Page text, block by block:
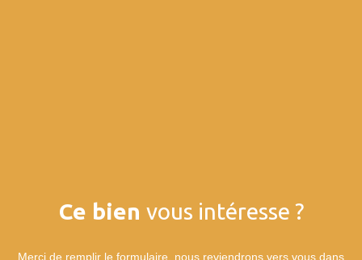
Ce bien vous intéresse ?
Merci de remplir le formulaire, nous reviendrons vers vous dans